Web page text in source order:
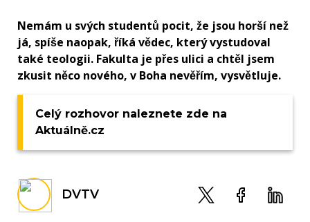
Nemám u svých studentů pocit, že jsou horší než
já, spíše naopak, říká vědec, který vystudoval
také teologii. Fakulta je přes ulici a chtěl jsem
zkusit něco nového, v Boha nevěřím, vysvětluje.
Celý rozhovor naleznete zde na
Aktuálně.cz
DVTV